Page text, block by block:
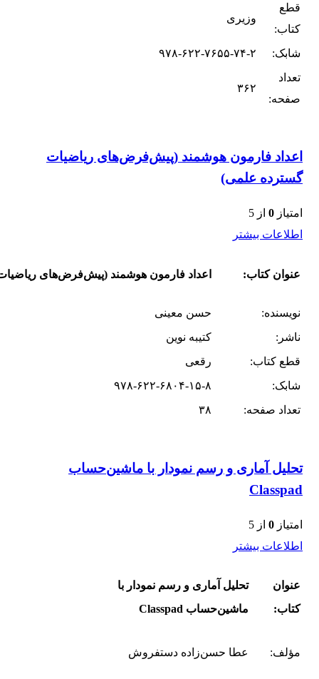
قطع
کتاب:
وزیری
شابک:
۹۷۸-۶۲۲-۷۶۵۵-۷۴-۲
تعداد
صفحه:
۳۶۲
اعداد فارمون هوشمند (پیش‌فرض‌های ریاضیات
گسترده علمی)
امتیاز 0 از 5
اطلاعات بیشتر
عنوان کتاب: اعداد فارمون هوشمند (پیش‌فرض‌های
نویسنده:
حسن معینی
ناشر:
کتیبه نوین
قطع کتاب:
رقعی
شابک:
۹۷۸-۶۲۲-۶۸۰۴-۱۵-۸
تعداد صفحه:
۳۸
تحلیل آماری و رسم نمودار با ماشین‌حساب
Classpad
امتیاز 0 از 5
اطلاعات بیشتر
عنوان
کتاب:
تحلیل آماری و رسم نمودار با
ماشین‌حساب Classpad
مؤلف: عطا حسن‌زاده دستفروش